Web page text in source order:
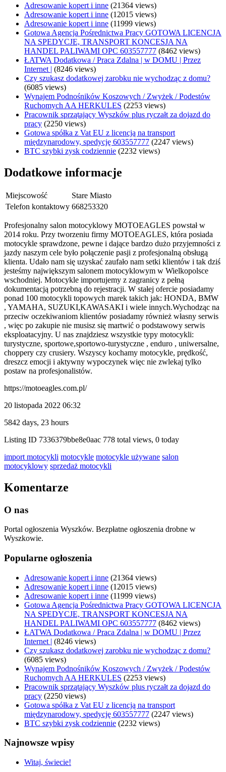
Adresowanie kopert i inne (21364 views)
Adresowanie kopert i inne (12015 views)
Adresowanie kopert i inne (11999 views)
Gotowa Agencja Pośrednictwa Pracy GOTOWA LICENCJA
NA SPEDYCJE, TRANSPORT KONCESJA NA
HANDEL PALIWAMI OPC 603557777 (8462 views)
ŁATWA Dodatkowa / Praca Zdalna | w DOMU | Przez
Internet | (8246 views)
Czy szukasz dodatkowej zarobku nie wychodząc z domu?
(6085 views)
Wynajem Podnośników Koszowych / Zwyżek / Podestów
Ruchomych AA HERKULES (2253 views)
Pracownik sprzątający Wyszków plus ryczałt za dojazd do
pracy (2250 views)
Gotowa spółka z Vat EU z licencją na transport
międzynarodowy, spedycję 603557777 (2247 views)
BTC szybki zysk codziennie (2232 views)
Dodatkowe informacje
Miejscowość
Stare Miasto
Telefon kontaktowy 668253320
Profesjonalny salon motocyklowy MOTOEAGLES powstał w
2014 roku. Przy tworzeniu firmy MOTOEAGLES, która posiada
motocykle sprawdzone, pewne i dające bardzo dużo przyjemności z
jazdy naszym cele było połączenie pasji z profesjonalną obsługą
klienta. Udało nam się uzyskać zaufało nam setki klientów i tak dziś
jesteśmy największym salonem motocyklowym w Wielkopolsce
wschodniej. Motocykle importujemy z zagranicy z pełną
dokumentacją potrzebną do rejestracji. W stałej ofercie posiadamy
ponad 100 motocykli topowych marek takich jak: HONDA, BMW
, YAMAHA, SUZUKI,KAWASAKI i wiele innych.Wychodząc na
przeciw oczekiwaniom klientów posiadamy również własny serwis
, więc po zakupie nie musisz się martwić o podstawowy serwis
eksploatacyjny. U nas znajdziesz wszystkie typy motocykli:
turystyczne, sportowe,sportowo-turystyczne , enduro , uniwersalne,
choppery czy crusiery. Wszyscy kochamy motocykle, prędkość,
dreszcz emocji i aktywny wypoczynek więc nie zwlekaj tylko
postaw na profesjonalistów.
https://motoeagles.com.pl/
20 listopada 2022 06:32
5842 days, 23 hours
Listing ID 7336379bbe8e0aac 778 total views, 0 today
import motocykli motocykle motocykle używane salon
motocyklowy sprzedaż motocykli
Komentarze
O nas
Portal ogłoszenia Wyszków. Bezpłatne ogłoszenia drobne w
Wyszkowie.
Popularne ogłoszenia
Adresowanie kopert i inne (21364 views)
Adresowanie kopert i inne (12015 views)
Adresowanie kopert i inne (11999 views)
Gotowa Agencja Pośrednictwa Pracy GOTOWA LICENCJA
NA SPEDYCJE, TRANSPORT KONCESJA NA
HANDEL PALIWAMI OPC 603557777 (8462 views)
ŁATWA Dodatkowa / Praca Zdalna | w DOMU | Przez
Internet | (8246 views)
Czy szukasz dodatkowej zarobku nie wychodząc z domu?
(6085 views)
Wynajem Podnośników Koszowych / Zwyżek / Podestów
Ruchomych AA HERKULES (2253 views)
Pracownik sprzątający Wyszków plus ryczałt za dojazd do
pracy (2250 views)
Gotowa spółka z Vat EU z licencją na transport
międzynarodowy, spedycję 603557777 (2247 views)
BTC szybki zysk codziennie (2232 views)
Najnowsze wpisy
Witaj, świecie!